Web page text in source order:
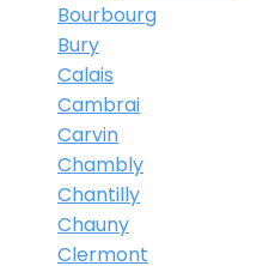
Bourbourg
Bury
Calais
Cambrai
Carvin
Chambly
Chantilly
Chauny
Clermont